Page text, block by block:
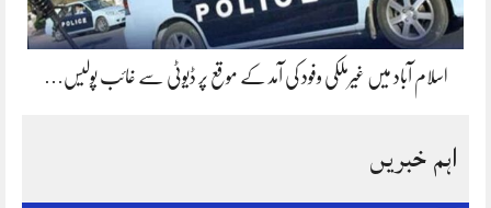
اسلام آباد میں غیرملکی وفود کی آمد کے موقع پر ڈیوٹی سے غائب پولیس…
اہم خبریں